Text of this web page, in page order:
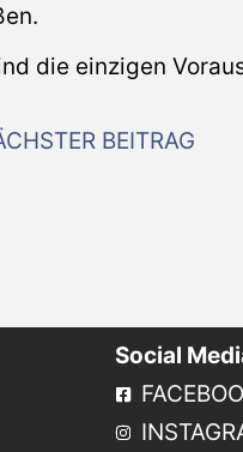
die einzigen
BEITRAG
Social